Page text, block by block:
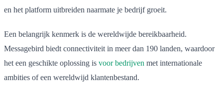
en het platform uitbreiden naarmate je bedrijf groeit.
Een belangrijk kenmerk is de wereldwijde bereikbaarheid.
Messagebird biedt connectiviteit in meer dan 190 landen, waardoor
het een geschikte oplossing is voor bedrijven met internationale
ambities of een wereldwijd klantenbestand.